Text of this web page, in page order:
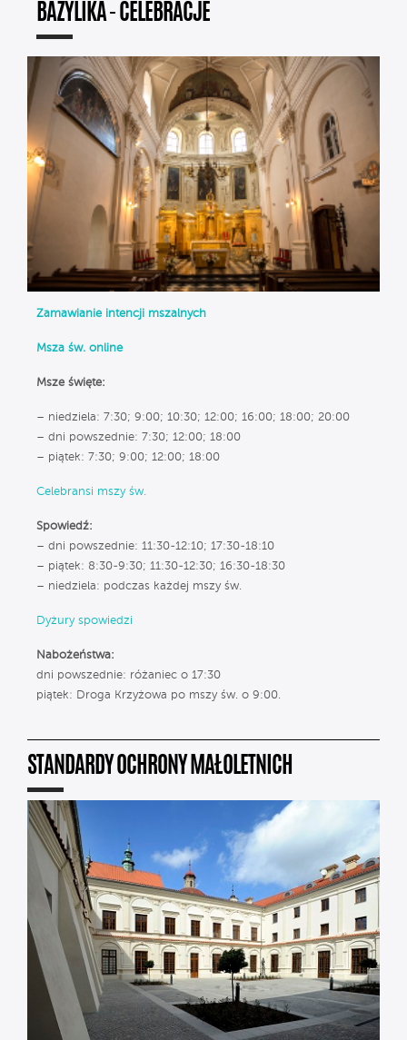
BAZYLIKA - CELEBRACJE
Zamawianie intencji mszalnych
Msza św. online
Msze święte:
– niedziela: 7:30; 9:00; 10:30; 12:00; 16:00; 18:00; 20:00
– dni powszednie: 7:30; 12:00; 18:00
– piątek: 7:30; 9:00; 12:00; 18:00
Celebransi mszy św.
Spowiedź:
– dni powszednie: 11:30-12:10; 17:30-18:10
– piątek: 8:30-9:30; 11:30-12:30; 16:30-18:30
– niedziela: podczas każdej mszy św.
Dyżury spowiedzi
Nabożeństwa:
dni powszednie: różaniec o 17:30
piątek: Droga Krzyżowa po mszy św. o 9:00.
STANDARDY OCHRONY MAŁOLETNICH